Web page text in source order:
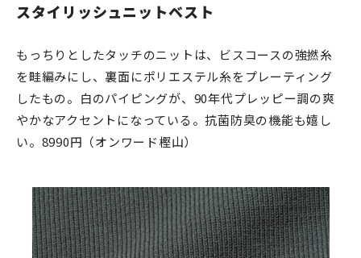
スタイリッシュニットベスト
もっちりとしたタッチのニットは、ビスコースの強撚糸
を畦編みにし、裏面にポリエステル糸をプレーティング
したもの。白のパイピングが、90年代プレッピー調の爽
やかなアクセントになっている。抗菌防臭の機能も嬉し
い。8990円（オンワード樫山）